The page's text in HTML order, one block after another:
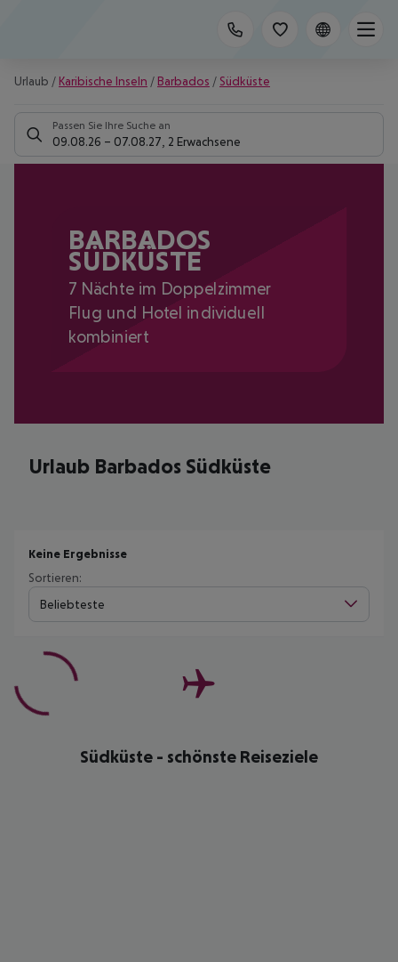
Urlaub / Karibische Inseln / Barbados / Südküste
Passen Sie Ihre Suche an
09.08.26 – 07.08.27 2 Erwachsene
BARBADOS
SÜDKÜSTE
7 Nächte im Doppelzimmer
Flug und Hotel individuell
kombiniert
Urlaub Barbados Südküste
Keine Ergebnisse
Sortieren:
Beliebteste
Südküste - schönste Reiseziele